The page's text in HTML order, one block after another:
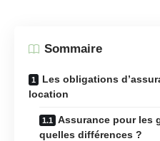
Sommaire
Les obligations
location
Assurance pour les
quelles différences ?